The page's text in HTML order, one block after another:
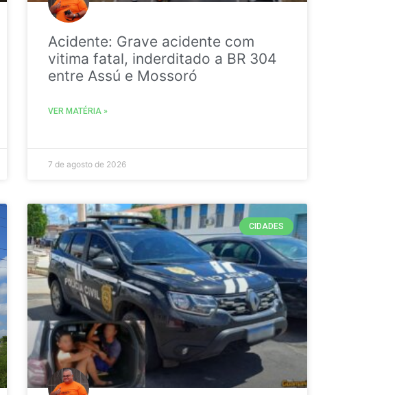
Acidente: Grave acidente com
vitima fatal, inderditado a BR 304
entre Assú e Mossoró
VER MATÉRIA »
7 de agosto de 2026
CIDADES